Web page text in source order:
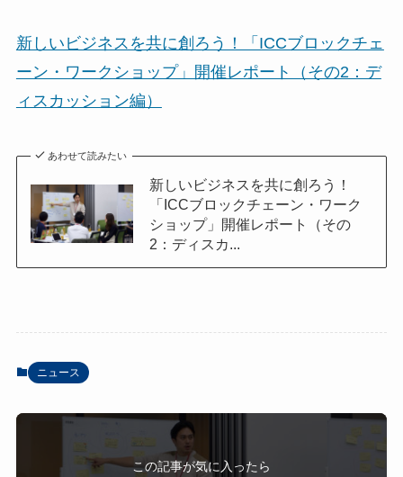
新しいビジネスを共に創ろう！「ICCブロックチェ
ーン・ワークショップ」開催レポート（その2：デ
ィスカッション編）
あわせて読みたい
新しいビジネスを共に創ろう！
「ICCブロックチェーン・ワーク
ショップ」開催レポート（その
2：ディスカ...
ニュース
この記事が気に入ったら